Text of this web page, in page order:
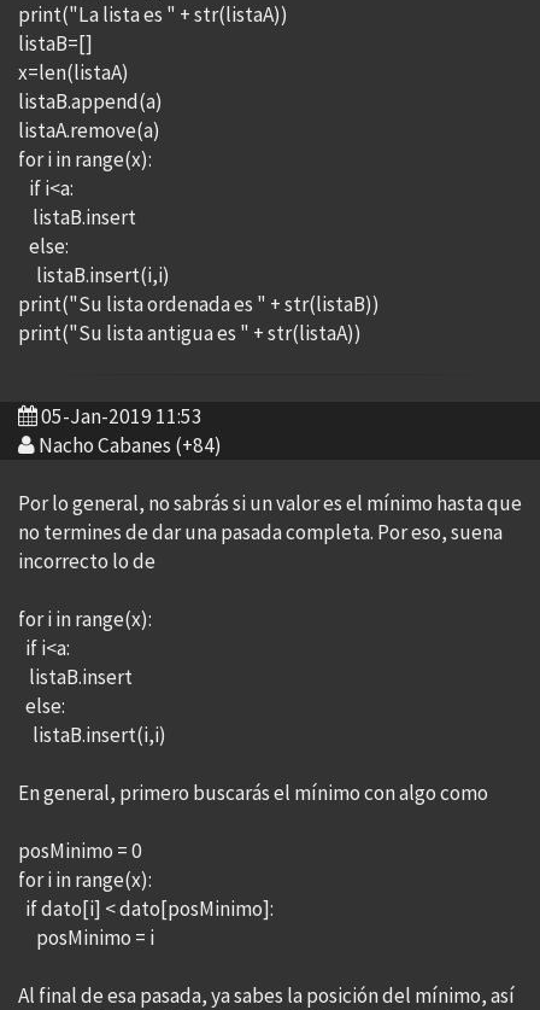
print("La lista es " + str(listaA))
listaB=[]
x=len(listaA)
listaB.append(a)
listaA.remove(a)
for i in range(x):
if i<a:
listaB.insert
else:
listaB.insert(i,i)
print("Su lista ordenada es " + str(listaB))
print("Su lista antigua es " + str(listaA))
05-Jan-2019 11:53
Nacho Cabanes (+84)
Por lo general, no sabrás si un valor es el mínimo hasta que
no termines de dar una pasada completa. Por eso, suena
incorrecto lo de
for i in range(x):
if i<a:
listaB.insert
else:
listaB.insert(i,i)
En general, primero buscarás el mínimo con algo como
posMinimo = 0
for i in range(x):
if dato[i] < dato[posMinimo]:
posMinimo = i
Al final de esa pasada, ya sabes la posición del mínimo, así